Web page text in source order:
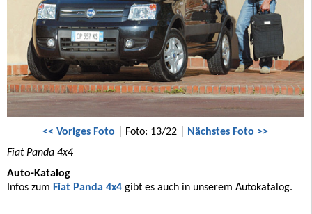
<< Voriges Foto | Foto: 13/22 |
Nächstes Foto >>
Fiat Panda 4x4
Auto-Katalog
Infos zum Fiat Panda 4x4 gibt es auch in unserem Autokatalog.